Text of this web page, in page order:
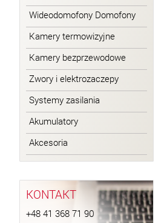
Wideodomofony Domofony
Kamery termowizyjne
Kamery bezprzewodowe
Zwory i elektrozaczepy
Systemy zasilania
Akumulatory
Akcesoria
KONTAKT
+48 41 368 71 90